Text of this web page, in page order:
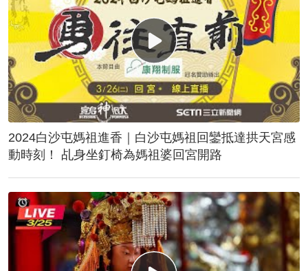
2024白沙屯媽祖進香｜白沙屯媽祖回鑾抵達拱天宮感
動時刻！ 乩身坐釘椅為媽祖婆回宮開路